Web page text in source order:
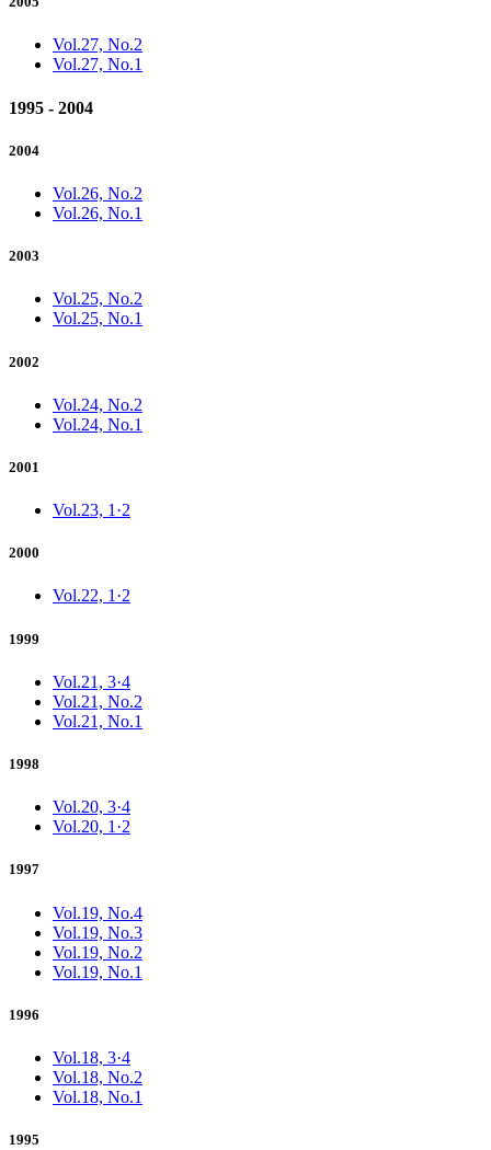
Vol.27, No.2
Vol.27, No.1
1995 - 2004
2004
Vol.26, No.2
Vol.26, No.1
2003
Vol.25, No.2
Vol.25, No.1
2002
Vol.24, No.2
Vol.24, No.1
2001
Vol.23, 1·2
2000
Vol.22, 1·2
1999
Vol.21, 3·4
Vol.21, No.2
Vol.21, No.1
1998
Vol.20, 3·4
Vol.20, 1·2
1997
Vol.19, No.4
Vol.19, No.3
Vol.19, No.2
Vol.19, No.1
1996
Vol.18, 3·4
Vol.18, No.2
Vol.18, No.1
1995